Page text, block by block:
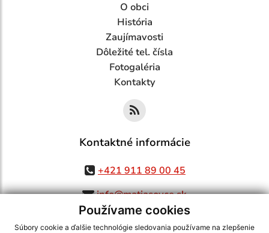
Používame cookies
Súbory cookie a ďalšie technológie sledovania používame na zlepšenie
O obci
História
Zaujímavosti
Dôležité tel. čísla
Fotogaléria
Kontakty
Kontaktné informácie
+421 911 89 00 45
info@matiasovce.sk